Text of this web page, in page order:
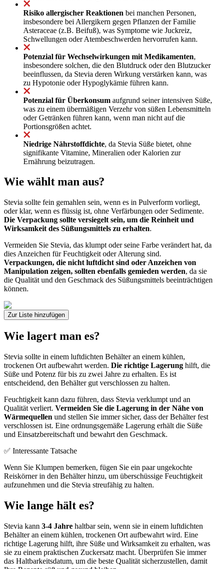
Risiko allergischer Reaktionen bei manchen Personen,
insbesondere bei Allergikern gegen Pflanzen der Familie
Asteraceae (z.B. Beifuß), was Symptome wie Juckreiz,
Schwellungen oder Atembeschwerden hervorrufen kann.
Potenzial für Wechselwirkungen mit Medikamenten,
insbesondere solchen, die den Blutdruck oder den Blutzucker
beeinflussen, da Stevia deren Wirkung verstärken kann, was
zu Hypotonie oder Hypoglykämie führen kann.
Potenzial für Überkonsum aufgrund seiner intensiven Süße,
was zu einem übermäßigen Verzehr von süßen Lebensmitteln
oder Getränken führen kann, wenn man nicht auf die
Portionsgrößen achtet.
Niedrige Nährstoffdichte, da Stevia Süße bietet, ohne
signifikante Vitamine, Mineralien oder Kalorien zur
Ernährung beizutragen.
Wie wählt man aus?
Stevia sollte fein gemahlen sein, wenn es in Pulverform vorliegt,
oder klar, wenn es flüssig ist, ohne Verfärbungen oder Sedimente.
Die Verpackung sollte versiegelt sein, um die Reinheit und
Wirksamkeit des Süßungsmittels zu erhalten.
Vermeiden Sie Stevia, das klumpt oder seine Farbe verändert hat, da
dies Anzeichen für Feuchtigkeit oder Alterung sind.
Verpackungen, die nicht luftdicht sind oder Anzeichen von
Manipulation zeigen, sollten ebenfalls gemieden werden, da sie
die Qualität und den Geschmack des Süßungsmittels beeinträchtigen
können.
Zur Liste hinzufügen
Wie lagert man es?
Stevia sollte in einem luftdichten Behälter an einem kühlen,
trockenen Ort aufbewahrt werden. Die richtige Lagerung hilft, die
Süße und Potenz für bis zu zwei Jahre zu erhalten. Es ist
entscheidend, den Behälter gut verschlossen zu halten.
Feuchtigkeit kann dazu führen, dass Stevia verklumpt und an
Qualität verliert. Vermeiden Sie die Lagerung in der Nähe von
Wärmequellen und stellen Sie immer sicher, dass der Behälter fest
verschlossen ist. Eine ordnungsgemäße Lagerung erhält die Süße
und Einsatzbereitschaft und bewahrt den Geschmack.
✅ Interessante Tatsache
Wenn Sie Klumpen bemerken, fügen Sie ein paar ungekochte
Reiskörner in den Behälter hinzu, um überschüssige Feuchtigkeit
aufzunehmen und die Stevia streufähig zu halten.
Wie lange hält es?
Stevia kann 3-4 Jahre haltbar sein, wenn sie in einem luftdichten
Behälter an einem kühlen, trockenen Ort aufbewahrt wird. Eine
richtige Lagerung hilft, ihre Süße und Wirksamkeit zu erhalten, was
sie zu einem praktischen Zuckersatz macht. Überprüfen Sie immer
das Haltbarkeitsdatum, um die beste Qualität sicherzustellen, damit